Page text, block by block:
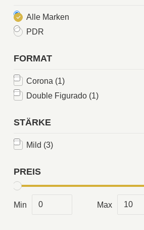
Alle Marken
PDR
FORMAT
Corona (1)
Double Figurado (1)
STÄRKE
Mild (3)
PREIS
Min Max